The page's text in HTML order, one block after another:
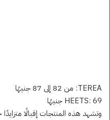
TEREA: من 82 إلى 87 جنيهًا
HEETS: 69 جنيهًا
وتشهد هذه المنتجات إقبالًا